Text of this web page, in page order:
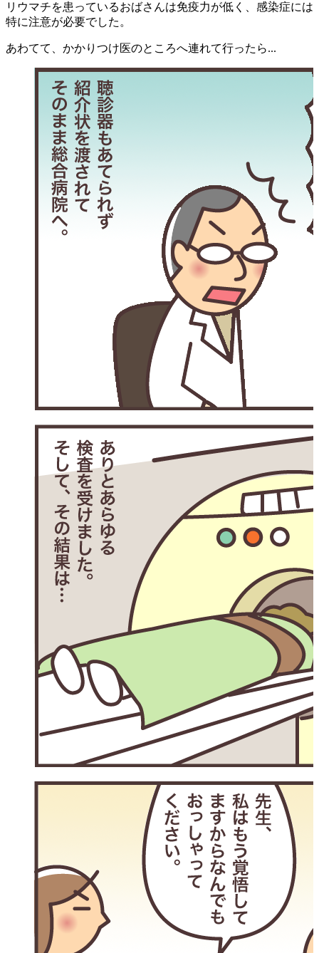
リウマチを患っているおばさんは免疫力が低く、感染症には
特に注意が必要でした。
あわてて、かかりつけ医のところへ連れて行ったら...